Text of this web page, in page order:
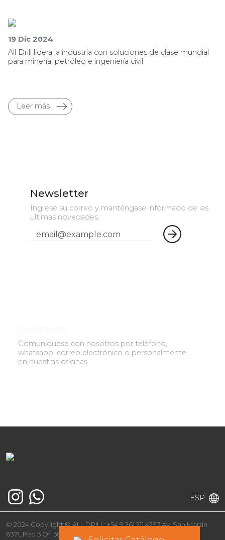
19 Dic 2024
All Drill lidera la industria con soluciones de clase mundial
para minería, petróleo e ingeniería civil
Leer más
Newsletter
Ingrese su correo y manténgase informado de las
ultimas novedades
Comuníquese con nosotros por teléfono,
whatsapp, correo electrónico o personalmente
en nuestras oficinas.
ESP
© 2024 Copyright © ALL DRILL; +54 9 261 211 4297 Av. San Martín
6371, Piso 5 Of. 501, Luján de Cuyo, Mendoza, Argentina